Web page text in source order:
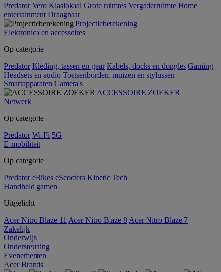
Predator Vero Klaslokaal Grote ruimtes Vergaderruimte Home
entertainment Draagbaar
Projectieberekening
Elektronica en accessoires
Op categorie
Predator Kleding, tassen en gear Kabels, docks en dongles Gaming
Headsets en audio Toetsenborden, muizen en stylussen
Smartapparaten Camera's
ACCESSOIRE ZOEKER
Netwerk
Op categorie
Predator Wi-Fi 5G
E-mobiliteit
Op categorie
Predator eBikes eScooters Kinetic Tech
Handheld gamen
Uitgelicht
Acer Nitro Blaze 11 Acer Nitro Blaze 8 Acer Nitro Blaze 7
Zakelijk
Onderwijs
Ondersteuning
Evenementen
Acer Brands